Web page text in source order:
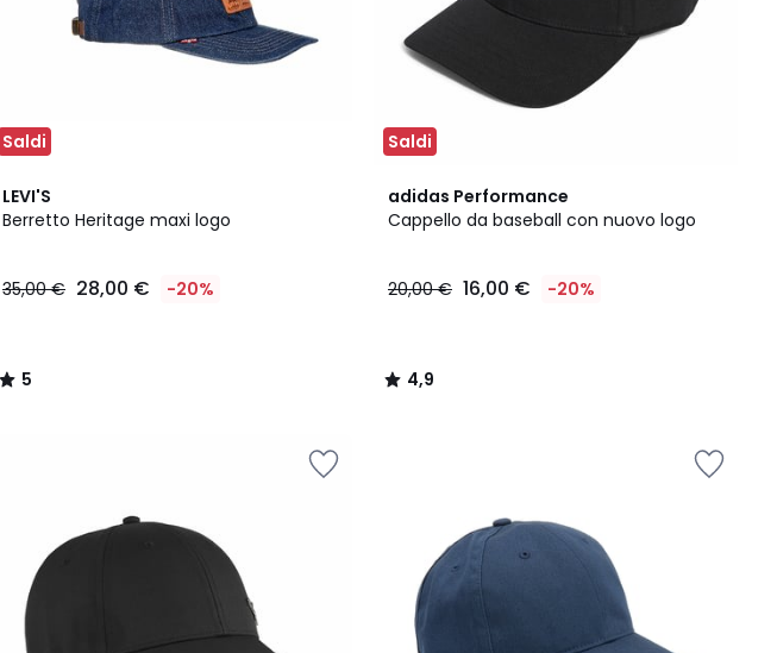
Saldi
LEVI'S
Berretto Heritage maxi logo
35,00 € 28,00 € -20%
5
/
5
/
Saldi
adidas Performance
Cappello da baseball con nuovo logo
20,00 € 16,00 € -20%
4,9
/ 5
4,9
/